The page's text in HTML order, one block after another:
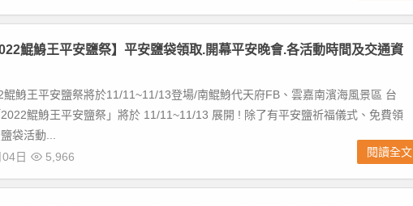
鯤鯓王平安鹽祭】平安鹽袋領取.開幕平安晚會.各活動時間及交通資
鯤鯓王平安鹽祭將於11/11~11/13登場/南鯤鯓代天府FB、雲嘉南濱海風景區 台
鯤鯓王平安鹽祭」將於 11/11~11/13 展開 ! 除了有平安鹽祈福儀式、免費領
袋活動...
日
5,966 閱讀全文